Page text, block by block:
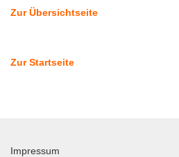
Zur Übersichtseite
Zur Startseite
Impressum